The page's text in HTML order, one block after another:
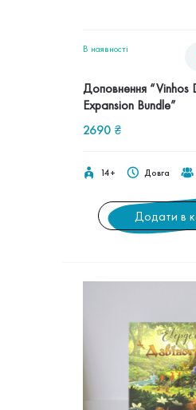
В наявностi
Доповнення “Vinhos
Expansion Bundle”
2690 ₴
14+ Довга
Додати в